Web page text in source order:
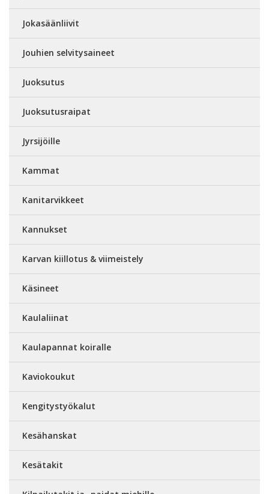
Jokasäänliivit
Jouhien selvitysaineet
Juoksutus
Juoksutusraipat
Jyrsijöille
Kammat
Kanitarvikkeet
Kannukset
Karvan kiillotus & viimeistely
Käsineet
Kaulaliinat
Kaulapannat koiralle
Kaviokoukut
Kengitystyökalut
Kesähanskat
Kesätakit